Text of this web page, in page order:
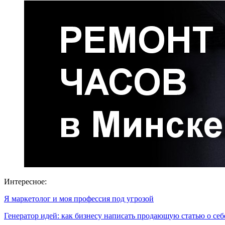
Интересное:
Я маркетолог и моя профессия под угрозой
Генератор идей: как бизнесу написать продающую статью о